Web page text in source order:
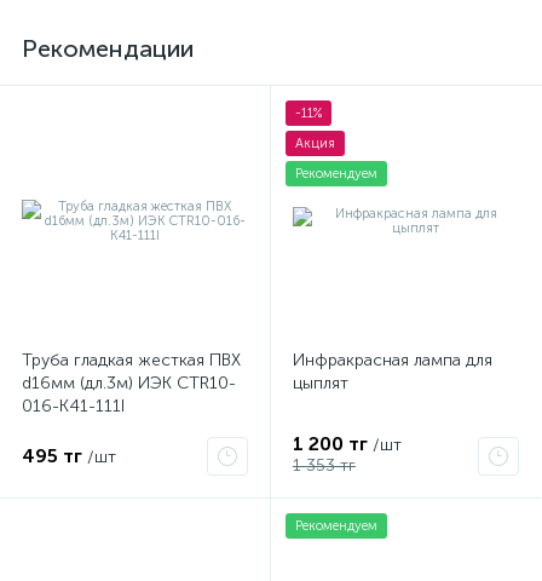
Рекомендации
Труба гладкая жесткая ПВХ
d16мм (дл.3м) ИЭК CTR10-
016-K41-111I
495 тг /шт
-11%
Акция
Рекомендуем
Инфракрасная лампа для
цыплят
1 200 тг /шт
1 353 тг
Рекомендуем